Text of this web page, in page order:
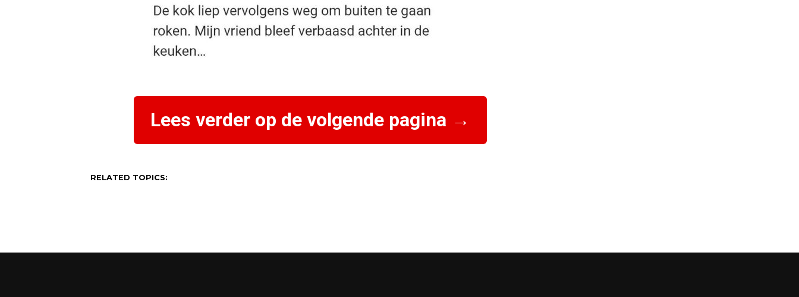
Lees verder op de volgende pagina →
RELATED TOPICS: